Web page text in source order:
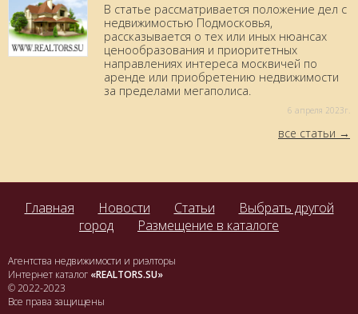
В статье рассматривается положение дел с
недвижимостью Подмосковья,
рассказывается о тех или иных нюансах
ценообразования и приоритетных
направлениях интереса москвичей по
аренде или приобретению недвижимости
за пределами мегаполиса.
6 aпреля 2023г.
все статьи
Главная Новости Статьи
Выбрать другой
город
Размещение в каталоге
Агентства недвижимости и риэлторы
Интернет каталог «REALTORS.SU»
© 2022-2023
Все права защищены